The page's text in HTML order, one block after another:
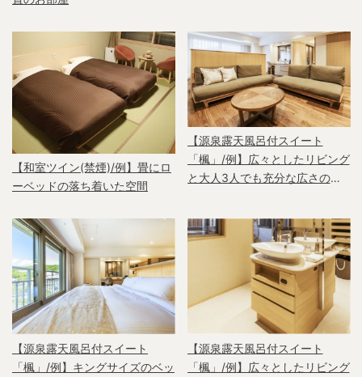
【和室ツイン(禁煙)/例】畳にロ
ーベッドの落ち着いた空間
【源泉露天風呂付スイート
「楓」/例】広々としたリビング
と大人3人でも充分な広さの源
【源泉露天風呂付スイート
「楓」/例】キングサイズのベッ
【源泉露天風呂付スイート
「楓」/例】広々としたリビング